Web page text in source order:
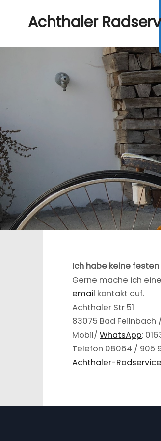
Achthaler
Ich habe keine
Gerne mache ich
email kontakt auf.
Achthaler Str 51
83075 Bad Feilnbach
Mobil/ WhatsApp:
Telefon 08064 / 905
Achthaler-